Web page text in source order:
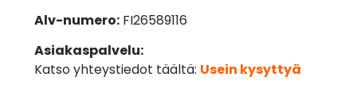
Alv-numero:FI26589116
Asiakaspalvelu:
Katso yhteystiedot täältä: Usein kysyttyä